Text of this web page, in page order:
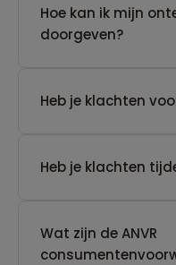
Hoe kan ik mijn
doorgeven?
Heb je klachten
Heb je klachten
Wat zijn de ANVR